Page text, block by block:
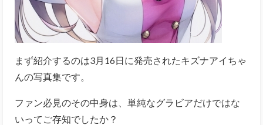
まず紹介するのは3月16日に発売されたキズナアイちゃ
んの写真集です。
ファン必見のその中身は、単純なグラビアだけではな
いってご存知でしたか？